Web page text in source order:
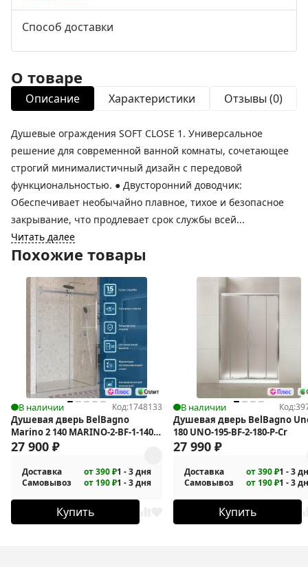
Способ доставки
О товаре
Описание Характеристики Отзывы (0)
Душевые ограждения SOFT CLOSE 1. Универсальное
решение для современной ванной комнаты, сочетающее
строгий минималистичный дизайн с передовой
функциональностью. ● Двусторонний доводчик:
Обеспечивает необычайно плавное, тихое и безопасное
закрывание, что продлевает срок службы всей...
Читать далее
Похожие товары
В наличии Код:1748133
Душевая дверь BelBagno
Marino 2 140 MARINO-2-BF-1-140-
C-CR
27 900 ₽
Доставка от 390 ₽1 - 3 дня
Самовывоз
от 190 ₽1 - 3 дня
Купить
В наличии Код:
Душевая дверь BelBagno
180 UNO-195-BF-2-180-P-Cr
27 990 ₽
Доставка от 390 ₽1 - 3
Самовывоз
от 190 ₽1 - 3
Купить